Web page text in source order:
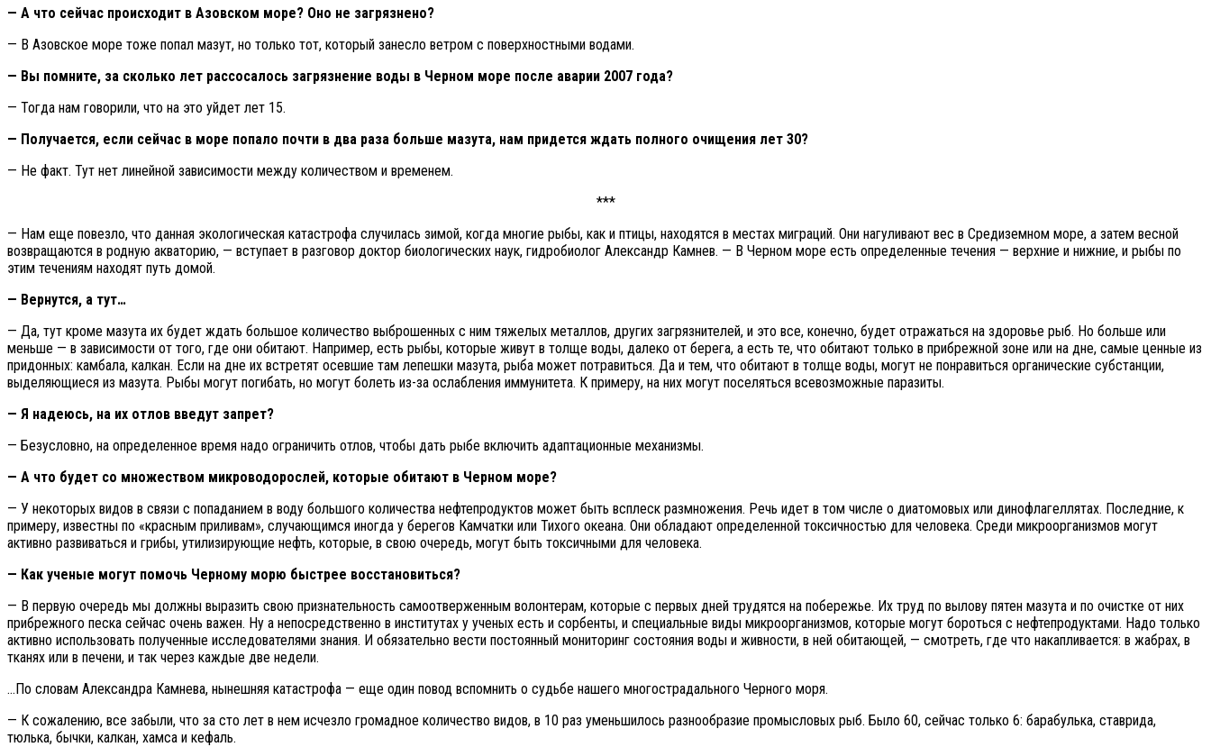
— А что сейчас происходит в Азовском море? Оно не загрязнено?
— В Азовское море тоже попал мазут, но только тот, который занесло ветром с поверхностными водами.
— Вы помните, за сколько лет рассосалось загрязнение воды в Черном море после аварии 2007 года?
— Тогда нам говорили, что на это уйдет лет 15.
— Получается, если сейчас в море попало почти в два раза больше мазута, нам придется ждать полного очищения лет 30?
— Не факт. Тут нет линейной зависимости между количеством и временем.
***
— Нам еще повезло, что данная экологическая катастрофа случилась зимой, когда многие рыбы, как и птицы, находятся в местах миграций. Они нагуливают вес в Средиземном море, а затем весной
возвращаются в родную акваторию, — вступает в разговор доктор биологических наук, гидробиолог Александр Камнев. — В Черном море есть определенные течения — верхние и нижние, и рыбы по
этим течениям находят путь домой.
— Вернутся, а тут…
— Да, тут кроме мазута их будет ждать большое количество выброшенных с ним тяжелых металлов, других загрязнителей, и это все, конечно, будет отражаться на здоровье рыб. Но больше или
меньше — в зависимости от того, где они обитают. Например, есть рыбы, которые живут в толще воды, далеко от берега, а есть те, что обитают только в прибрежной зоне или на дне, самые ценные из
придонных: камбала, калкан. Если на дне их встретят осевшие там лепешки мазута, рыба может потравиться. Да и тем, что обитают в толще воды, могут не понравиться органические субстанции,
выделяющиеся из мазута. Рыбы могут погибать, но могут болеть из-за ослабления иммунитета. К примеру, на них могут поселяться всевозможные паразиты.
— Я надеюсь, на их отлов введут запрет?
— Безусловно, на определенное время надо ограничить отлов, чтобы дать рыбе включить адаптационные механизмы.
— А что будет со множеством микроводорослей, которые обитают в Черном море?
— У некоторых видов в связи с попаданием в воду большого количества нефтепродуктов может быть всплеск размножения. Речь идет в том числе о диатомовых или динофлагеллятах. Последние, к
примеру, известны по «красным приливам», случающимся иногда у берегов Камчатки или Тихого океана. Они обладают определенной токсичностью для человека. Среди микроорганизмов могут
активно развиваться и грибы, утилизирующие нефть, которые, в свою очередь, могут быть токсичными для человека.
— Как ученые могут помочь Черному морю быстрее восстановиться?
— В первую очередь мы должны выразить свою признательность самоотверженным волонтерам, которые с первых дней трудятся на побережье. Их труд по вылову пятен мазута и по очистке от них
прибрежного песка сейчас очень важен. Ну а непосредственно в институтах у ученых есть и сорбенты, и специальные виды микроорганизмов, которые могут бороться с нефтепродуктами. Надо только
активно использовать полученные исследователями знания. И обязательно вести постоянный мониторинг состояния воды и живности, в ней обитающей, — смотреть, где что накапливается: в жабрах, в
тканях или в печени, и так через каждые две недели.
…По словам Александра Камнева, нынешняя катастрофа — еще один повод вспомнить о судьбе нашего многострадального Черного моря.
— К сожалению, все забыли, что за сто лет в нем исчезло громадное количество видов, в 10 раз уменьшилось разнообразие промысловых рыб. Было 60, сейчас только 6: барабулька, ставрида,
тюлька, бычки, калкан, хамса и кефаль.